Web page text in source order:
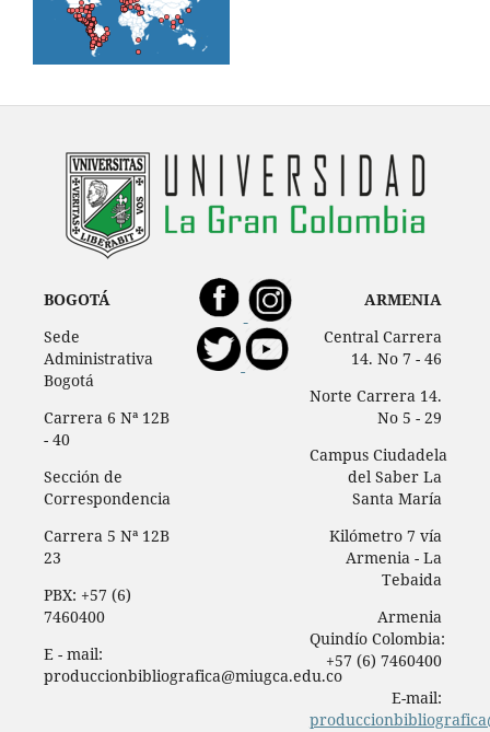
BOGOTÁ
Sede
Administrativa
Bogotá
Carrera 6 Nª 12B
- 40
Sección de
Correspondencia
Carrera 5 Nª 12B
23
PBX: +57 (6)
7460400
E - mail:
produccionbibliografica@miugca.edu.co
ARMENIA
Central Carrera
14. No 7 - 46
Norte Carrera 14.
No 5 - 29
Campus Ciudadela
del Saber La
Santa María
Kilómetro 7 vía
Armenia - La
Tebaida
Armenia
Quindío Colombia:
+57 (6) 7460400
E-mail: